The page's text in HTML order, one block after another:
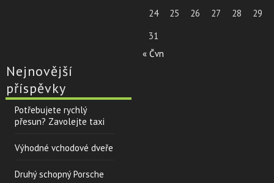
24
25 26 27 28 29
31
« Čvn
Nejnovější
příspěvky
Potřebujete rychlý
přesun? Zavolejte taxi
Výhodné vchodové dveře
Druhý schopný Porsche